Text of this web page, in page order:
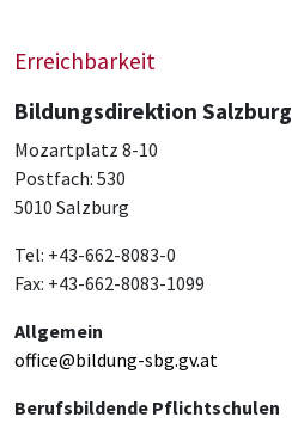
Erreichbarkeit
Bildungsdirektion Salzburg
Mozartplatz 8-10
Postfach: 530
5010 Salzburg
Tel: +43-662-8083-0
Fax: +43-662-8083-1099
Allgemein
office@bildung-sbg.gv.at
Berufsbildende Pflichtschulen